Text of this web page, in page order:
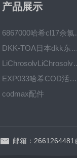
产品展示
6867000
DKK-TOA日本dkk东亚电
EXP033哈希COD活塞泵价格 EXP033
codmax配件
邮箱：